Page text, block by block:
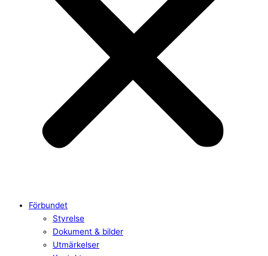
Förbundet
Styrelse
Dokument & bilder
Utmärkelser